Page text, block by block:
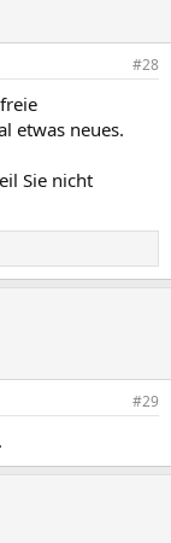
#28
etwas neues.
Sie nicht
#29